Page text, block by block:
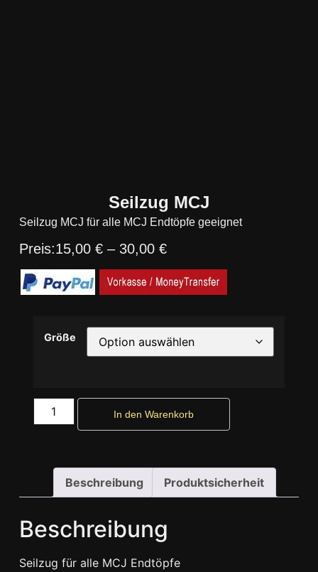
Seilzug MCJ
Seilzug MCJ für alle MCJ Endtöpfe geeignet
15,00 €– 30,00 €
Größe
In den Warenkorb
Beschreibung Produktsicherheit
Beschreibung
Seilzug für alle MCJ Endtöpfe